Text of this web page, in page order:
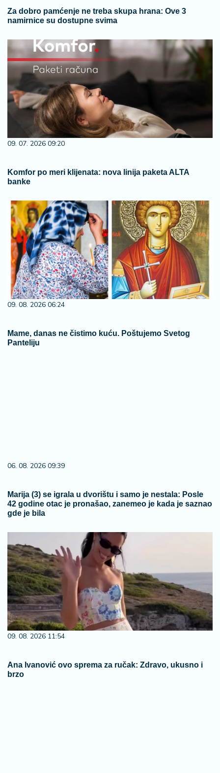
Za dobro pamćenje ne treba skupa hrana: Ove 3
namirnice su dostupne svima
09. 07. 2026 09:20
Komfor po meri klijenata: nova linija paketa ALTA
banke
09. 08. 2026 06:24
Mame, danas ne čistimo kuću. Poštujemo Svetog
Panteliju
06. 08. 2026 09:39
Marija (3) se igrala u dvorištu i samo je nestala: Posle
42 godine otac je pronašao, zanemeo je kada je saznao
gde je bila
09. 08. 2026 11:54
Ana Ivanović ovo sprema za ručak: Zdravo, ukusno i
brzo